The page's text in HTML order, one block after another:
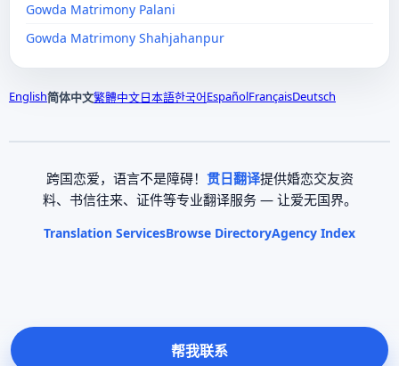
Gowda Matrimony Palani
Gowda Matrimony Shahjahanpur
English简体中文繁體中文日本語한국어EspañolFrançaisDeutsch
跨国恋爱，语言不是障碍！ 贯日翻译提供婚恋交友资
料、书信往来、证件等专业翻译服务 — 让爱无国界。
Translation ServicesBrowse DirectoryAgency Index
帮我联系